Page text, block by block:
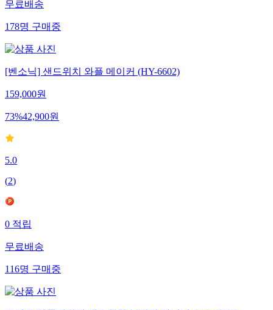
무료배송
178명구매중
[벤소닉] 샌드위치 와플 메이커 (HY-6602)
159,000원
73%42,900원
5.0
(2)
0적립
무료배송
116명구매중